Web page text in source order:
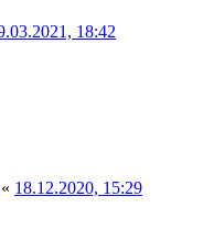
18:42
« 18.12.2020, 15:29